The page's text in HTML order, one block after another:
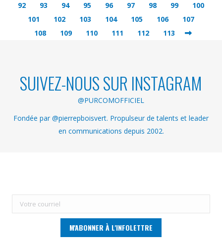
92
93 94 95 96 97 98 99
100
101
102 103 104 105 106
107
108
109 110 111 112 113
SUIVEZ-NOUS SUR INSTAGRAM
@PURCOMOFFICIEL
Fondée par @pierrepboisvert. Propulseur de talents et leader
en communications depuis 2002.